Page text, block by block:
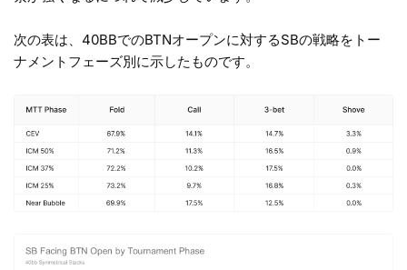
次の表は、40BBでのBTNオープンに対するSBの戦略をトー
ナメントフェーズ別に示したものです。